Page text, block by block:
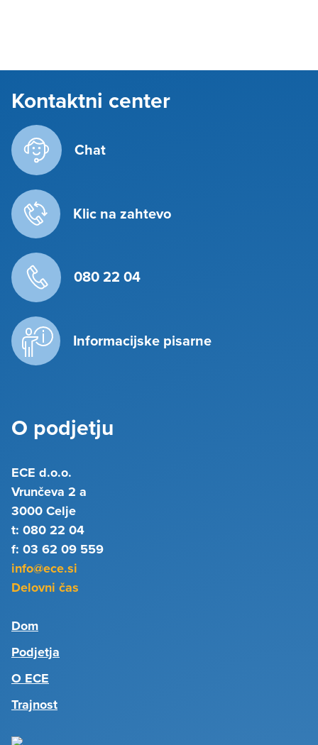
Kontaktni center
Chat
Klic na zahtevo
080 22 04
Informacijske pisarne
O podjetju
ECE d.o.o.
Vrunčeva 2 a
3000 Celje
t: 080 22 04
f: 03 62 09 559
info@ece.si
Delovni čas
Dom
Podjetja
O ECE
Trajnost